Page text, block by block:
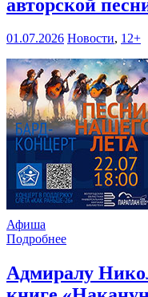
авторской
01.07.2026 Новости, 12+
Афиша
Подробнее
Адмиралу